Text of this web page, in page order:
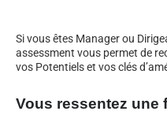
Si vous êtes Manager ou
assessment vous permet de
vos Potentiels et vos clés
Vous ressentez une